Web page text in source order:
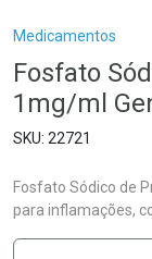
Breadcrumb
Medicamentos
Fosfato
1mg/ml
22721
Fosfato Sódico de
para inflamações,